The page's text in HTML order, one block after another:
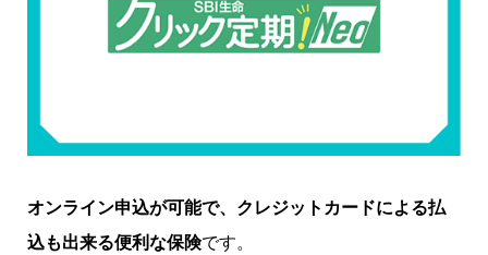
オンライン申込が可能で、クレジットカードによる払
込も出来る便利な保険です。